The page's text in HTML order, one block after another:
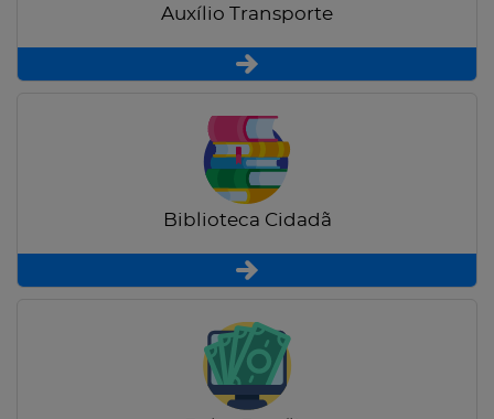
Auxílio Transporte
Biblioteca Cidadã